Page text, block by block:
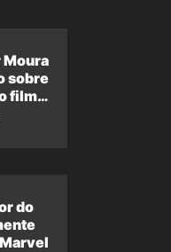
Moura
sobre
filme
do